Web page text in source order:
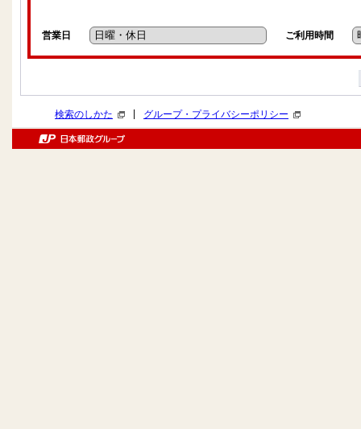
営業日 ご利用時間
検索のしかた グループ・プライバシーポリシー